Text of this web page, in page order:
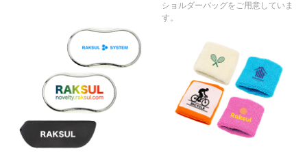
ショルダーバッグをご用意していま
す。